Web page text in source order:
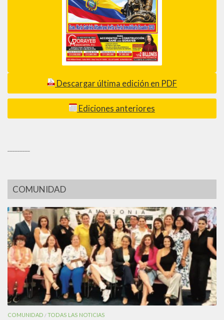
Descargar última edición en PDF
Ediciones anteriores
COMUNIDAD
COMUNIDAD /TODAS LAS NOTICIAS